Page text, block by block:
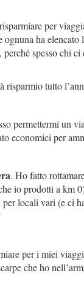
per
ha elencato
spesso chi
risparmio tutto
permettermi un
economici per
. Ho fatto
io prodotti a km
locali vari (e ci
per i miei
che ho